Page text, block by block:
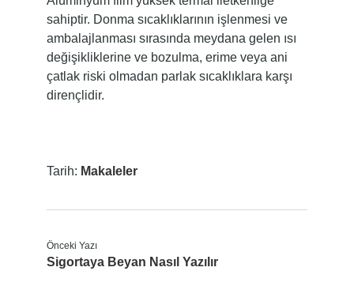
sahiptir. Donma sıcaklıklarının işlenmesi ve
ambalajlanması sırasında meydana gelen ısı
değişikliklerine ve bozulma, erime veya ani
çatlak riski olmadan parlak sıcaklıklara karşı
dirençlidir.
Tarih: Makaleler
Önceki Yazı
Sigortaya Beyan Nasıl Yazılır